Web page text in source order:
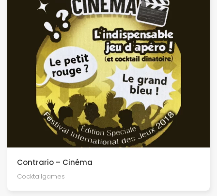
Contrario – Cinéma
Cocktailgames